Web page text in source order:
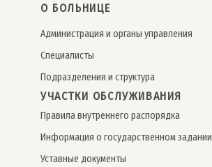
О БОЛЬНИЦЕ
Администрация и органы управления
Специалисты
Подразделения и структура
УЧАСТКИ ОБСЛУЖИВАНИЯ
Правила внутреннего распорядка
Информация о государственном задании
Уставные документы